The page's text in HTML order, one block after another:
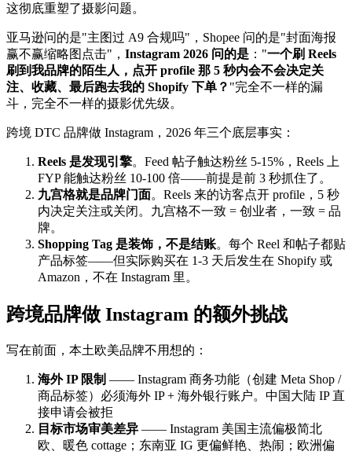
这彻底重塑了摄影问题。
亚马逊问的是"主图过 A9 合规吗"，Shopee 问的是"封面海报
赢不赢缩略图点击"， Instagram 2026 问的是 ："一个刷 Reels
刷到我品牌的陌生人，点开 profile 那 5 秒内会不会决定关
注、收藏、最后跑去我的 Shopify 下单？ "完全不一样的漏
斗，完全不一样的摄影优先级。
跨境 DTC 品牌做 Instagram，2026 年三个底层事实：
Reels 是发现引擎。Feed 帖子触达粉丝 5-15%，Reels 上
FYP 能触达粉丝 10-100 倍——前提是前 3 秒抓住了。
九宫格就是品牌门面。Reels 来的访客点开 profile，5 秒
内决定关注或关闭。九宫格不一致 = 创业者，一致 = 品
牌。
Shopping Tag 是装饰，不是结账。每个 Reel 和帖子都贴
产品标签——但实际购买在 1-3 天后发生在 Shopify 或
Amazon，不在 Instagram 里。
跨境品牌做 Instagram 的额外挑战
写在前面，本土欧美品牌不用想的：
海外 IP 限制 —— Instagram 商务功能（创建 Meta Shop /
商品标签）必须海外 IP + 海外银行账户。中国大陆 IP 直
接申请会被拒
目标市场审美差异 —— Instagram 美国主流偏极简北
欧、暖色 cottage；东南亚 IG 更偏鲜艳、热闹；欧洲偏